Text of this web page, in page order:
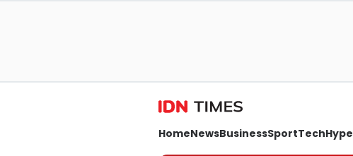
HomeNewsBusinessSportTechHype